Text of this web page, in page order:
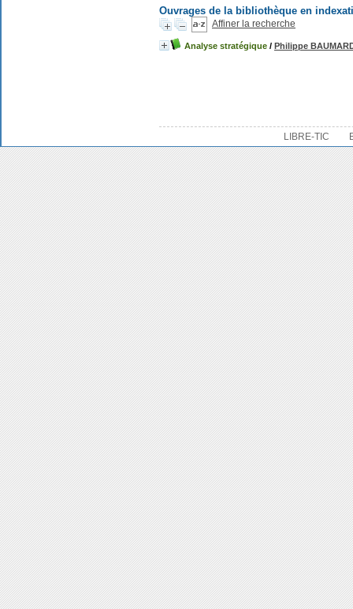
Ouvrages de la bibliothèque en
Affiner la recherche
Analyse stratégique / Philippe
LIBRE-TIC